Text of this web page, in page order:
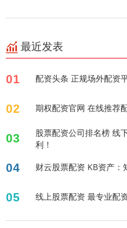
最近发表
01 配资头条 正规场外配资
02 期权配资官网 在线推荐
03
股票配资公司排名榜 线
利！
04 财云股票配资 KB资产：
05 线上股票配资 最专业配